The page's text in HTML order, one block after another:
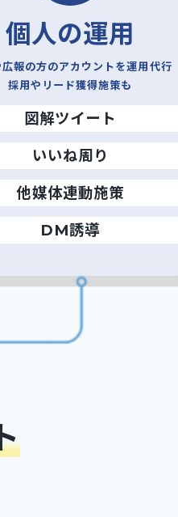
個人の運用
報の方のアカウントを運用代行
採用やリード獲得施策も
図解ツイート
いいね周り
他媒体連動施策
DM誘導